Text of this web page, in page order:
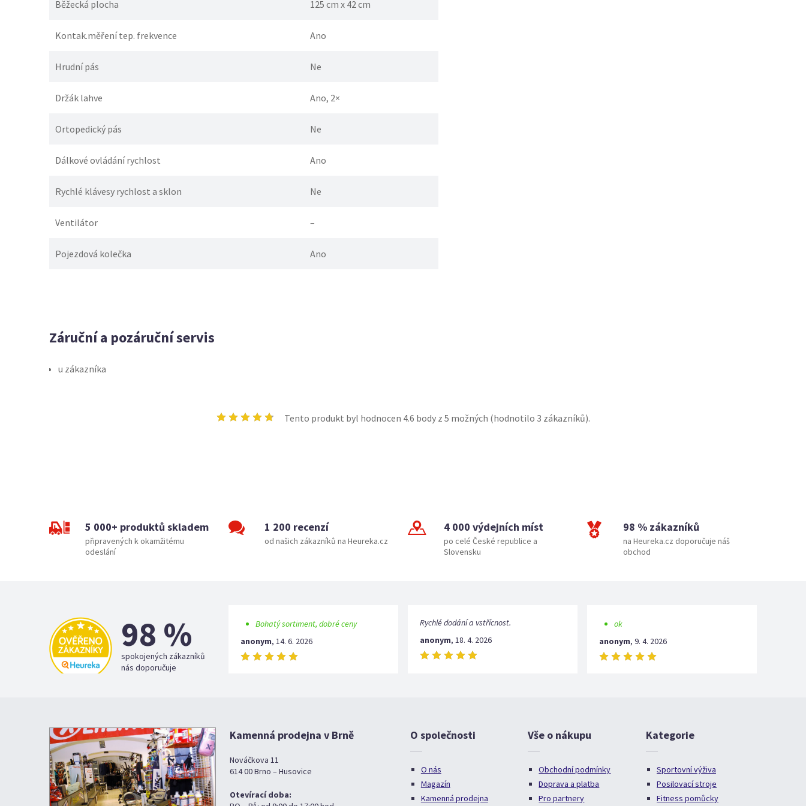
Běžecká plocha 125 cm x 42 cm
Kontak.měření tep. frekvence Ano
Hrudní pás Ne
Držák lahve Ano, 2×
Ortopedický pás Ne
Dálkové ovládání rychlost Ano
Rychlé klávesy rychlost a sklon Ne
Ventilátor –
Pojezdová kolečka Ano
Záruční a pozáruční servis
u zákazníka
Tento produkt byl hodnocen 4.6 body z 5 možných (hodnotilo 3 zákazníků).
5 000+ produktů skladem
připravených k okamžitému
odeslání
1 200 recenzí
od našich zákazníků na Heureka.cz
4 000 výdejních míst
po celé České republice a
Slovensku
98 % zákazníků
na Heureka.cz doporučuje náš
obchod
98 %
spokojených zákazníků
nás doporučuje
Bohatý sortiment, dobré ceny
anonym, 14. 6. 2026
Rychlé dodání a vstřícnost.
anonym, 18. 4. 2026
ok
anonym, 9. 4. 2026
Kamenná prodejna v Brně
Nováčkova 11
614 00 Brno – Husovice
Otevírací doba:
O společnosti
O nás
Magazín
Kamenná prodejna
Vše o nákupu
Obchodní podmínky
Doprava a platba
Pro partnery
Kategorie
Sportovní výživa
Posilovací stroje
Fitness pomůcky